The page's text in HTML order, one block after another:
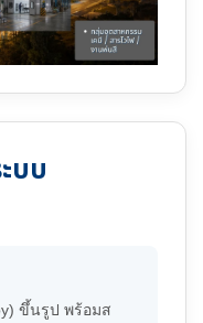
บบ
ขึ้นรูป พร้อมส